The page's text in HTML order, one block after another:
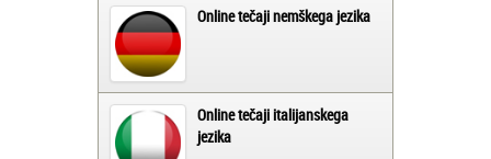
Online tečaji nemškega jezika
Online tečaji italijanskega
jezika